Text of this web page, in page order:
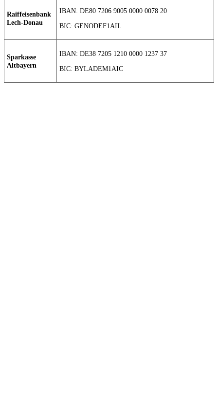
Raiffeisenbank
Lech-Donau
IBAN: DE80 7206 9005 0000 0078 20
BIC: GENODEF1AIL
Sparkasse
Altbayern
IBAN: DE38 7205 1210 0000 1237 37
BIC: BYLADEM1AIC